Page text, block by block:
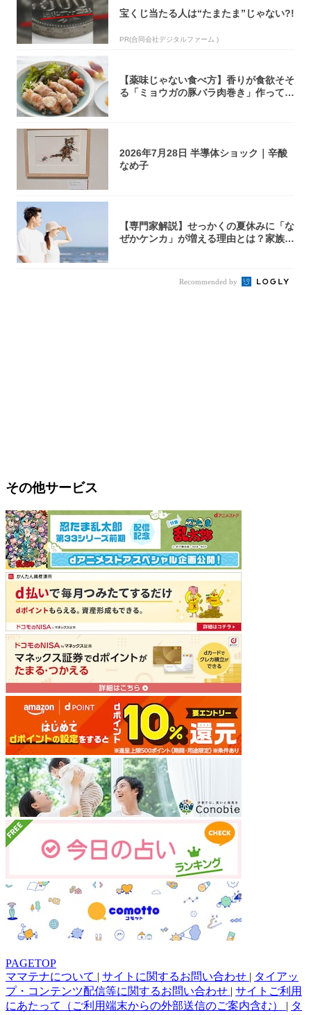
宝くじ当たる人は“たまたま”じゃない?!
PR(合同会社デジタルファーム )
【薬味じゃない食べ方】香りが食欲そそ
る「ミョウガの豚バラ肉巻き」作ってみ
2026年7月28日 半導体ショック｜辛酸
なめ子
【専門家解説】せっかくの夏休みに「な
ぜかケンカ」が増える理由とは？家族・
Recommended by
その他サービス
PAGETOP
ママテナについて | サイトに関するお問い合わせ | タイアッ
プ・コンテンツ配信等に関するお問い合わせ | サイトご利用
にあたって（ご利用端末からの外部送信のご案内含む） | タ